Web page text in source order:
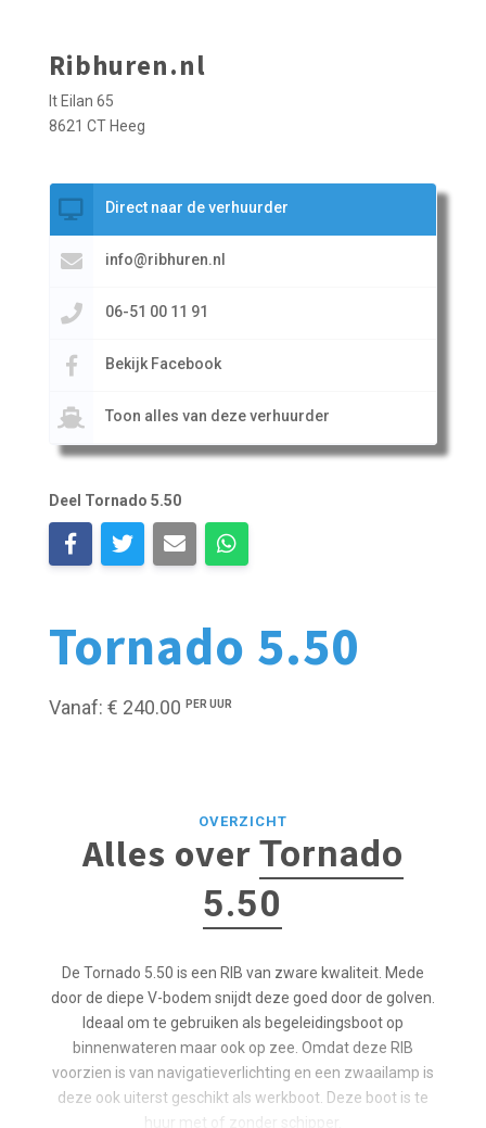
Tornado 5.50
Vanaf: € 240.00 PER UUR
Ribhuren.nl
It Eilan 65
8621 CT Heeg
Direct naar de verhuurder
info@ribhuren.nl
06-51 00 11 91
Bekijk Facebook
Toon alles van deze verhuurder
Deel Tornado 5.50
OVERZICHT
Alles over Tornado
5.50
De Tornado 5.50 is een RIB van zware kwaliteit. Mede
door de diepe V-bodem snijdt deze goed door de golven.
Ideaal om te gebruiken als begeleidingsboot op
binnenwateren maar ook op zee. Omdat deze RIB
voorzien is van navigatieverlichting en een zwaailamp is
deze ook uiterst geschikt als werkboot. Deze boot is te
huur met of zonder schipper.